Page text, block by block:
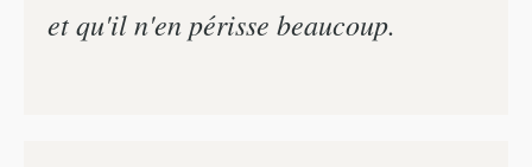
et qu'il n'en périsse beaucoup.